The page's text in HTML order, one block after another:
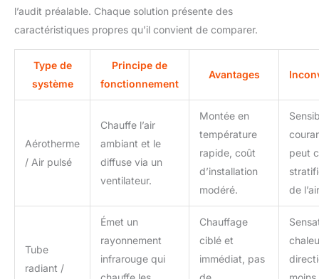
l’audit préalable. Chaque solution présente des
caractéristiques propres qu’il convient de comparer.
Type de
système
Principe de
fonctionnement
Avantages
Aérotherme
/ Air pulsé
Chauffe l’air
ambiant et le
diffuse via un
ventilateur.
Montée en
température
rapide, coût
d’installation
modéré.
peut
de
Tube
radiant /
Émet un
rayonnement
infrarouge qui
Chauffage
ciblé et
immédiat, pas